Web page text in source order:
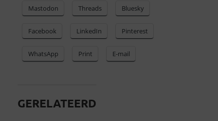
Mastodon Threads Bluesky
Facebook LinkedIn Pinterest
WhatsApp Print E-mail
GERELATEERD